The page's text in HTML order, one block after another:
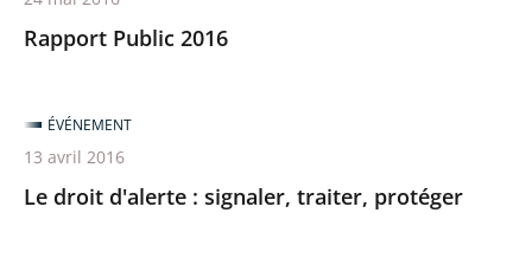
Rapport Public 2016
Le droit d'alerte : signaler, traiter, protéger
ÉVÉNEMENT
13 avril 2016